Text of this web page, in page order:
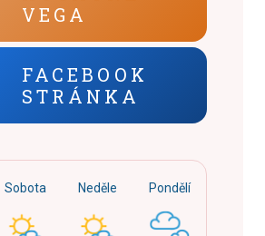
VEGA
FACEBOOK
STRÁNKA
Sobota Neděle Pondělí